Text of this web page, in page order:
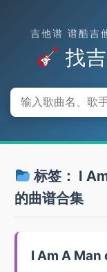
吉他谱 谱酷吉
找
标签： I
的曲谱合集
I Am A